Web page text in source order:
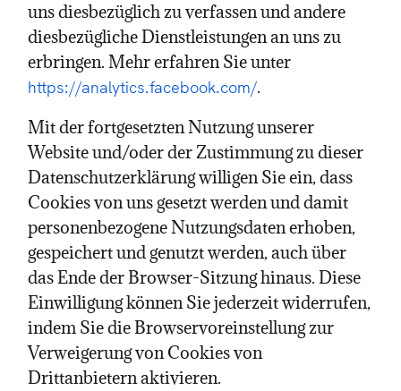
uns diesbezüglich zu verfassen und andere
diesbezügliche Dienstleistungen an uns zu
erbringen. Mehr erfahren Sie unter
https://analytics.facebook.com/.
Mit der fortgesetzten Nutzung unserer
Website und/oder der Zustimmung zu dieser
Datenschutzerklärung willigen Sie ein, dass
Cookies von uns gesetzt werden und damit
personenbezogene Nutzungsdaten erhoben,
gespeichert und genutzt werden, auch über
das Ende der Browser-Sitzung hinaus. Diese
Einwilligung können Sie jederzeit widerrufen,
indem Sie die Browservoreinstellung zur
Verweigerung von Cookies von
Drittanbietern aktivieren.